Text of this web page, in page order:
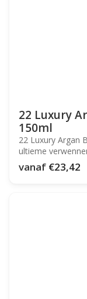
22 Luxury
150ml
22 Luxury Argan
ultieme
vanaf €23,42